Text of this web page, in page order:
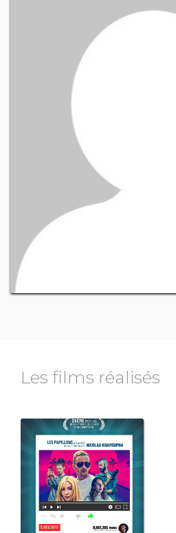
Les films réalisés